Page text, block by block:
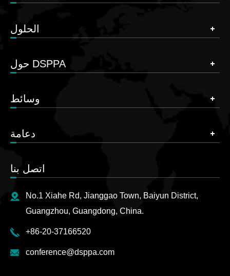
الحلول
حول DSPPA
وسائط
دعامة
اتصل بنا
No.1 Xiahe Rd, Jianggao Town, Baiyun District,
Guangzhou, Guangdong, China.
+86-20-37166520
conference@dsppa.com